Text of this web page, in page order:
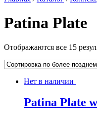
Patina Plate
Отображаются все 15
Нет в наличии
Patina Plate